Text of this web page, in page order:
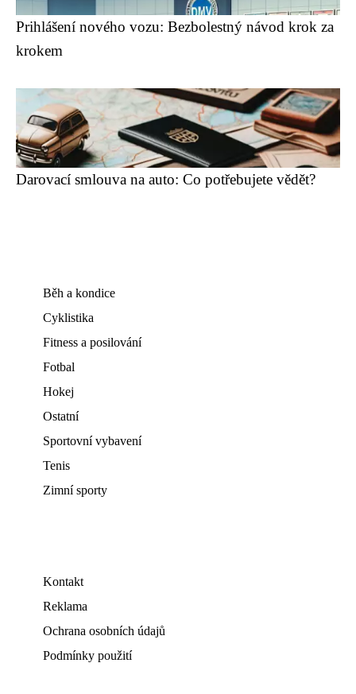
Prihlášení nového vozu: Bezbolestný návod krok za
krokem
Darovací smlouva na auto: Co potřebujete vědět?
Běh a kondice
Cyklistika
Fitness a posilování
Fotbal
Hokej
Ostatní
Sportovní vybavení
Tenis
Zimní sporty
Kontakt
Reklama
Ochrana osobních údajů
Podmínky použití